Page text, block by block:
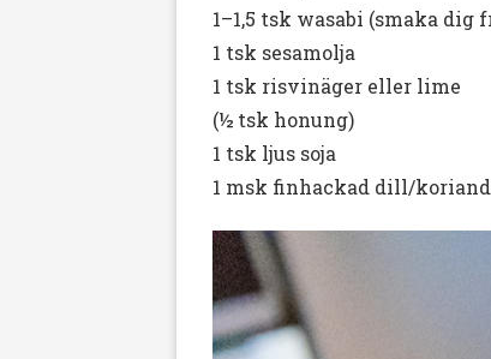
1–1,5 tsk wasabi (smaka dig
1 tsk sesamolja
1 tsk risvinäger eller lime
(½ tsk honung)
1 tsk ljus soja
1 msk finhackad dill/